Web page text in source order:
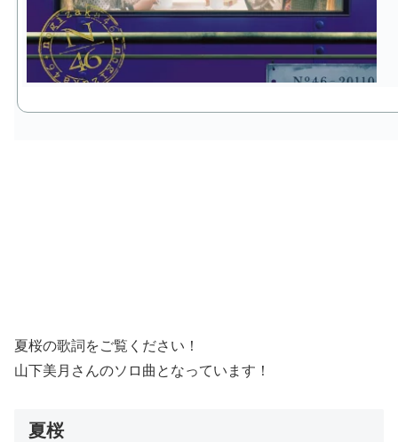
夏桜の歌詞をご覧ください！
山下美月さんのソロ曲となっています！
夏桜